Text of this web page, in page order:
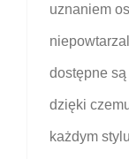
uznaniem
dostępne
dzięki
każdym